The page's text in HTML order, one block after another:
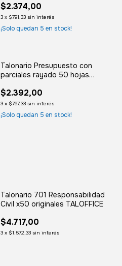
$2.374,00
3 x $791,33 sin interés
¡Solo quedan 5 en stock!
Talonario Presupuesto con
parciales rayado 50 hojas
$2.392,00
3 x $797,33 sin interés
¡Solo quedan 5 en stock!
Talonario 701 Responsabilidad
Civil x50 originales TALOFFICE
$4.717,00
3 x $1.572,33 sin interés